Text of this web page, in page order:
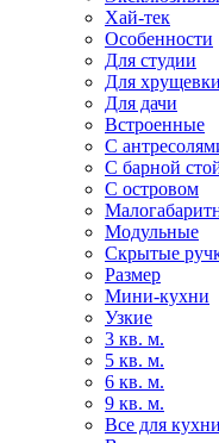
Хай-тек
Особенности
Для студии
Для хрущевки
Для дачи
Встроенные
С
С барной
С островом
Модульные
Скрытые
Размер
Мини-кухни
Узкие
3 кв. м.
5 кв. м.
6 кв. м.
9 кв. м.
Все для кухни